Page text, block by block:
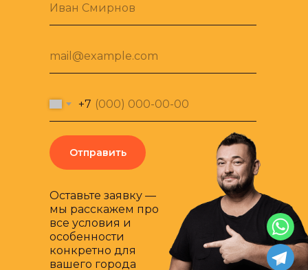
Иван Смирнов
mail@example.com
+7
Отправить
Оставьте заявку —
мы расскажем про
все условия и
особенности
конкретно для
вашего города